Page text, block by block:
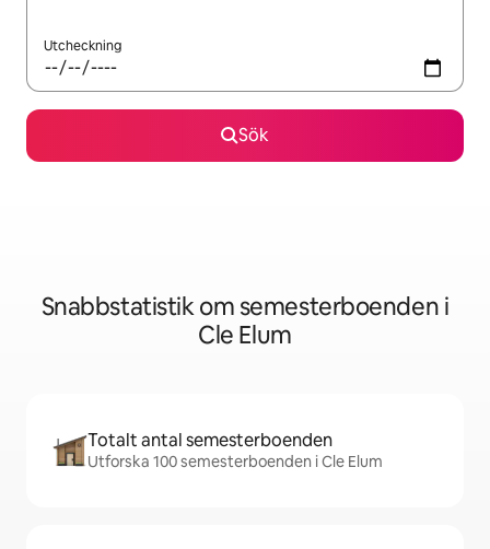
Utcheckning
Sök
Snabbstatistik om semesterboenden i
Cle Elum
Totalt antal semesterboenden
Utforska 100 semesterboenden i Cle Elum